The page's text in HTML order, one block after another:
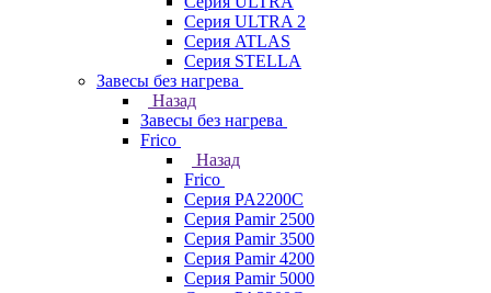
Серия ULTRA 2
Серия ATLAS
Серия STELLA
Завесы без нагрева
Назад
Завесы без нагрева
Frico
Назад
Frico
Серия PA2200C
Серия Pamir 2500
Серия Pamir 3500
Серия Pamir 4200
Серия Pamir 5000